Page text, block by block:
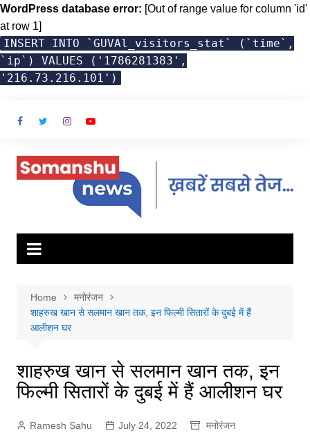
WordPress database error: [Out of range value for column 'id'
at row 1]
INSERT INTO `GUVAl_visitors_stat` (`time`,
`ip`) VALUES ('1786281383',
'216.73.216.101')
Home
मनोरंजन
शाहरुख खान से सलमान खान तक, इन फिल्मी सितारों के दुबई में हैं
आलीशन घर
शाहरुख खान से सलमान खान तक, इन
फिल्मी सितारों के दुबई में हैं आलीशन घर
Ramesh Sahu July 24, 2022 मनोरंजन